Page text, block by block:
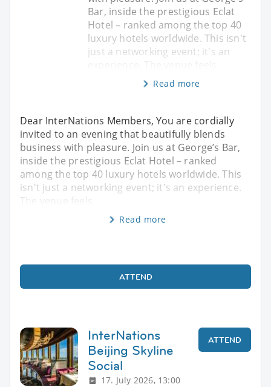
Bar, inside the prestigious Eclat
Hotel – ranked among the top 40
luxury hotels worldwide. This isn't
just a networking event; it's an
Read more
Dear InterNations Members, You are cordially
invited to an evening that beautifully blends
business with pleasure. Join us at George’s Bar,
inside the prestigious Eclat Hotel – ranked
among the top 40 luxury hotels worldwide. This
isn't just a networking event; it's an experience.
The venue feels
Read more
ATTEND
InterNations
Beijing Skyline
Social
17. July 2026, 13:00
ATTEND